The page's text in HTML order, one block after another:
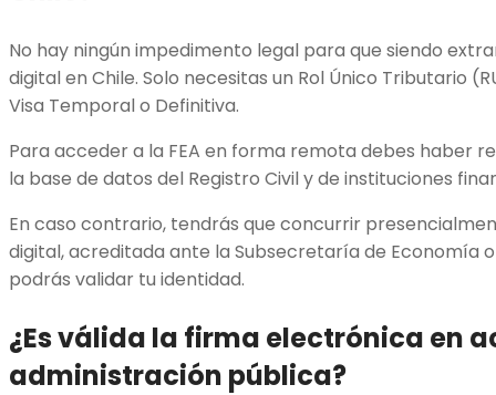
No hay ningún impedimento legal para que siendo
digital en Chile. Solo necesitas un Rol Único Tributario
Visa Temporal o Definitiva.
Para acceder a la FEA en forma remota debes haber
la base de datos del Registro Civil y de instituciones
En caso contrario, tendrás que concurrir
digital, acreditada ante la Subsecretaría de Economía
podrás validar tu identidad.
¿Es válida la firma electrónica en
administración pública?